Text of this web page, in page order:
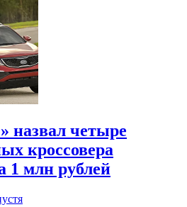
назвал четыре
кроссовера
1 млн рублей